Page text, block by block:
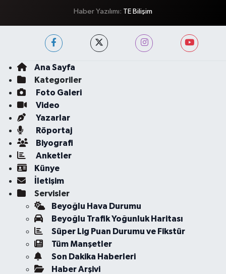
Haber Yazılımı: TE Bilişim
Ana Sayfa
Kategoriler
Foto Galeri
Video
Yazarlar
Röportaj
Biyografi
Anketler
Künye
İletişim
Servisler
Beyoğlu Hava Durumu
Beyoğlu Trafik Yoğunluk Haritası
Süper Lig Puan Durumu ve Fikstür
Tüm Manşetler
Son Dakika Haberleri
Haber Arşivi